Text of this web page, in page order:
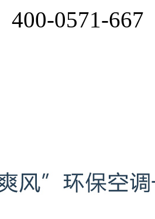
400-0571-667